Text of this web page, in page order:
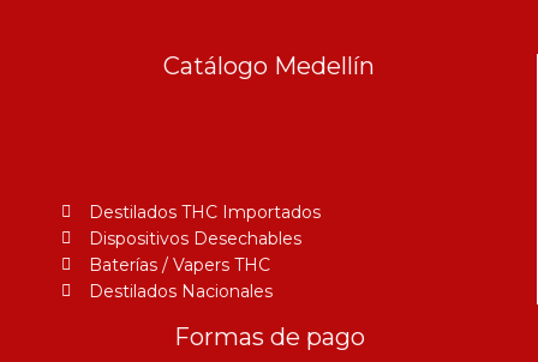
Catálogo Medellín
Destilados THC Importados
Dispositivos Desechables
Baterías / Vapers THC
Destilados Nacionales
Formas de pago